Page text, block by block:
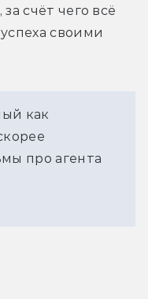
счёт чего всё
своими
как
про агента